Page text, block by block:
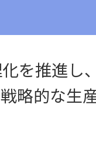
を推進し
略的な生